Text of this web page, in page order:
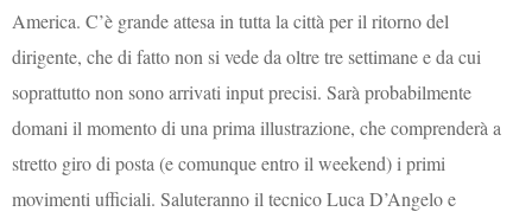
America. C’è grande attesa in tutta la città per il ritorno del
dirigente, che di fatto non si vede da oltre tre settimane e da cui
soprattutto non sono arrivati input precisi. Sarà probabilmente
domani il momento di una prima illustrazione, che comprenderà a
stretto giro di posta (e comunque entro il weekend) i primi
movimenti ufficiali. Saluteranno il tecnico Luca D’Angelo e